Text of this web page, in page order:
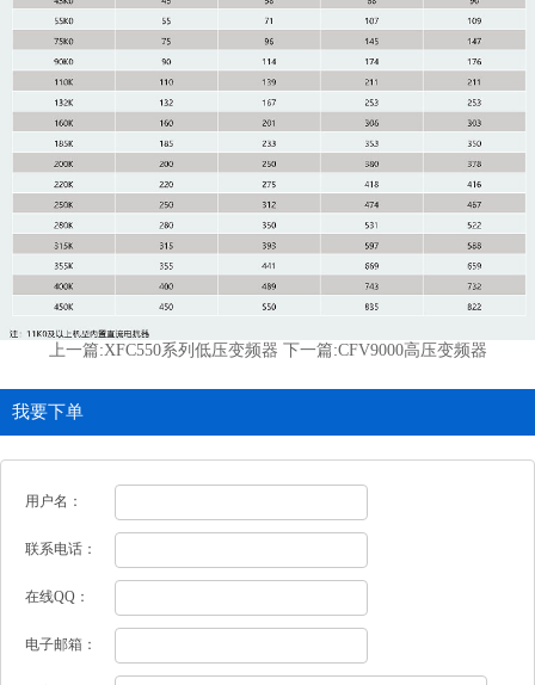
上一篇:XFC550系列低压变频器 下一篇:CFV9000高压变频器
我要下单
用户名：
联系电话：
在线QQ：
电子邮箱：